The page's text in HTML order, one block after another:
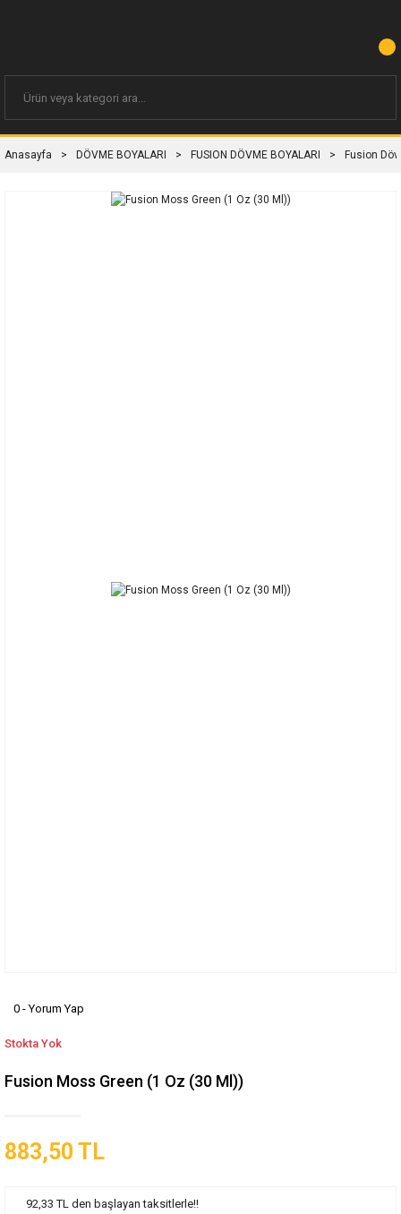
Anasayfa DÖVME BOYALARI FUSION DÖVME BOYALARI Fusion
0 - Yorum Yap
Stokta Yok
Fusion Moss Green (1 Oz (30 Ml))
883,50 TL
92,33 TL den başlayan taksitlerle!!